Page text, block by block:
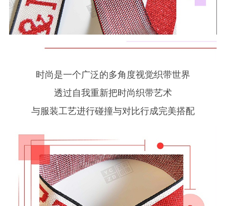
时尚是一个广泛的多角度视觉织带世界
透过自我重新把时尚织带艺术
与服装工艺进行碰撞与对比行成完美搭配